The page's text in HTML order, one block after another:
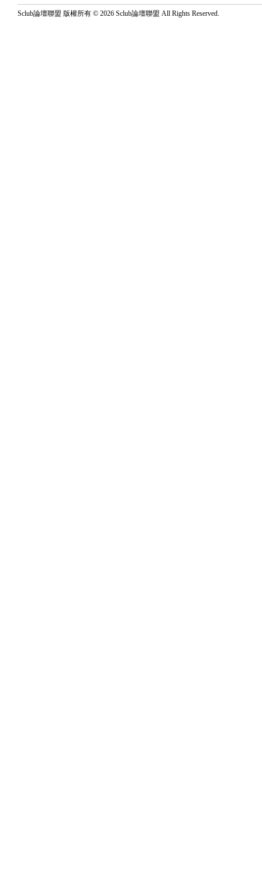
Sclub論壇聯盟 版權所有 © 2026 Sclub論壇聯盟 All Rights Reserved.